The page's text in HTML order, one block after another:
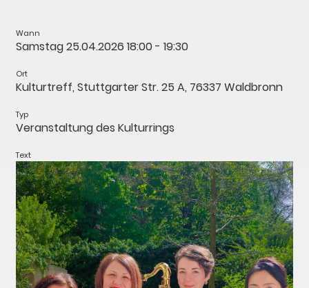
Wann
Samstag 25.04.2026 18:00 - 19:30
Ort
Kulturtreff, Stuttgarter Str. 25 A, 76337 Waldbronn
Typ
Veranstaltung des Kulturrings
Text